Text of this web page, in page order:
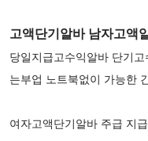
고액단기알바 남자고액
당일지급고수익알바 단기
는부업 노트북없이 가능한
여자고액단기알바 주급 지